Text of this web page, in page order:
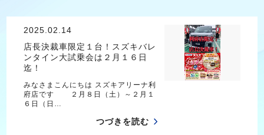
2025.02.14
店長決裁車限定１台！スズキバレ
ンタイン大試乗会は２月１６日
迄！
みなさまこんにちは スズキアリーナ利
府店です ２月８日（土）～２月１
６日（日…
つづきを読む